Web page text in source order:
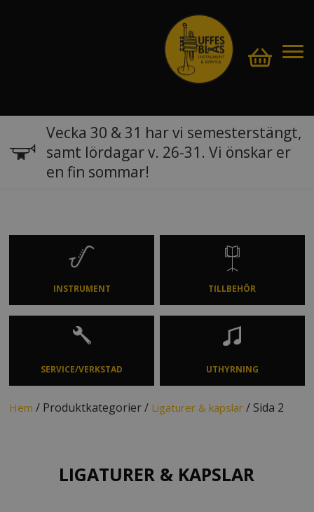
Vecka 30 & 31 har vi semesterstängt,
samt lördagar v. 26-31. Vi önskar er
en fin sommar!
INSTRUMENT TILLBEHÖR
SERVICE/VERKSTAD UTHYRNING
Hem / Produktkategorier / Ligaturer & kapslar / Sida 2
LIGATURER & KAPSLAR